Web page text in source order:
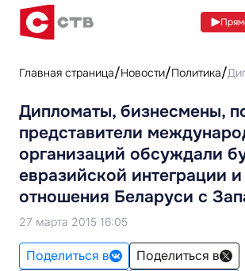
Главная страница Новости Политика
Дипломаты, бизнесмены,
представители
организаций обсуждали
евразийской интеграции и
отношения Беларуси с
27 марта 2015 16:05
Поделиться в
Поделиться в